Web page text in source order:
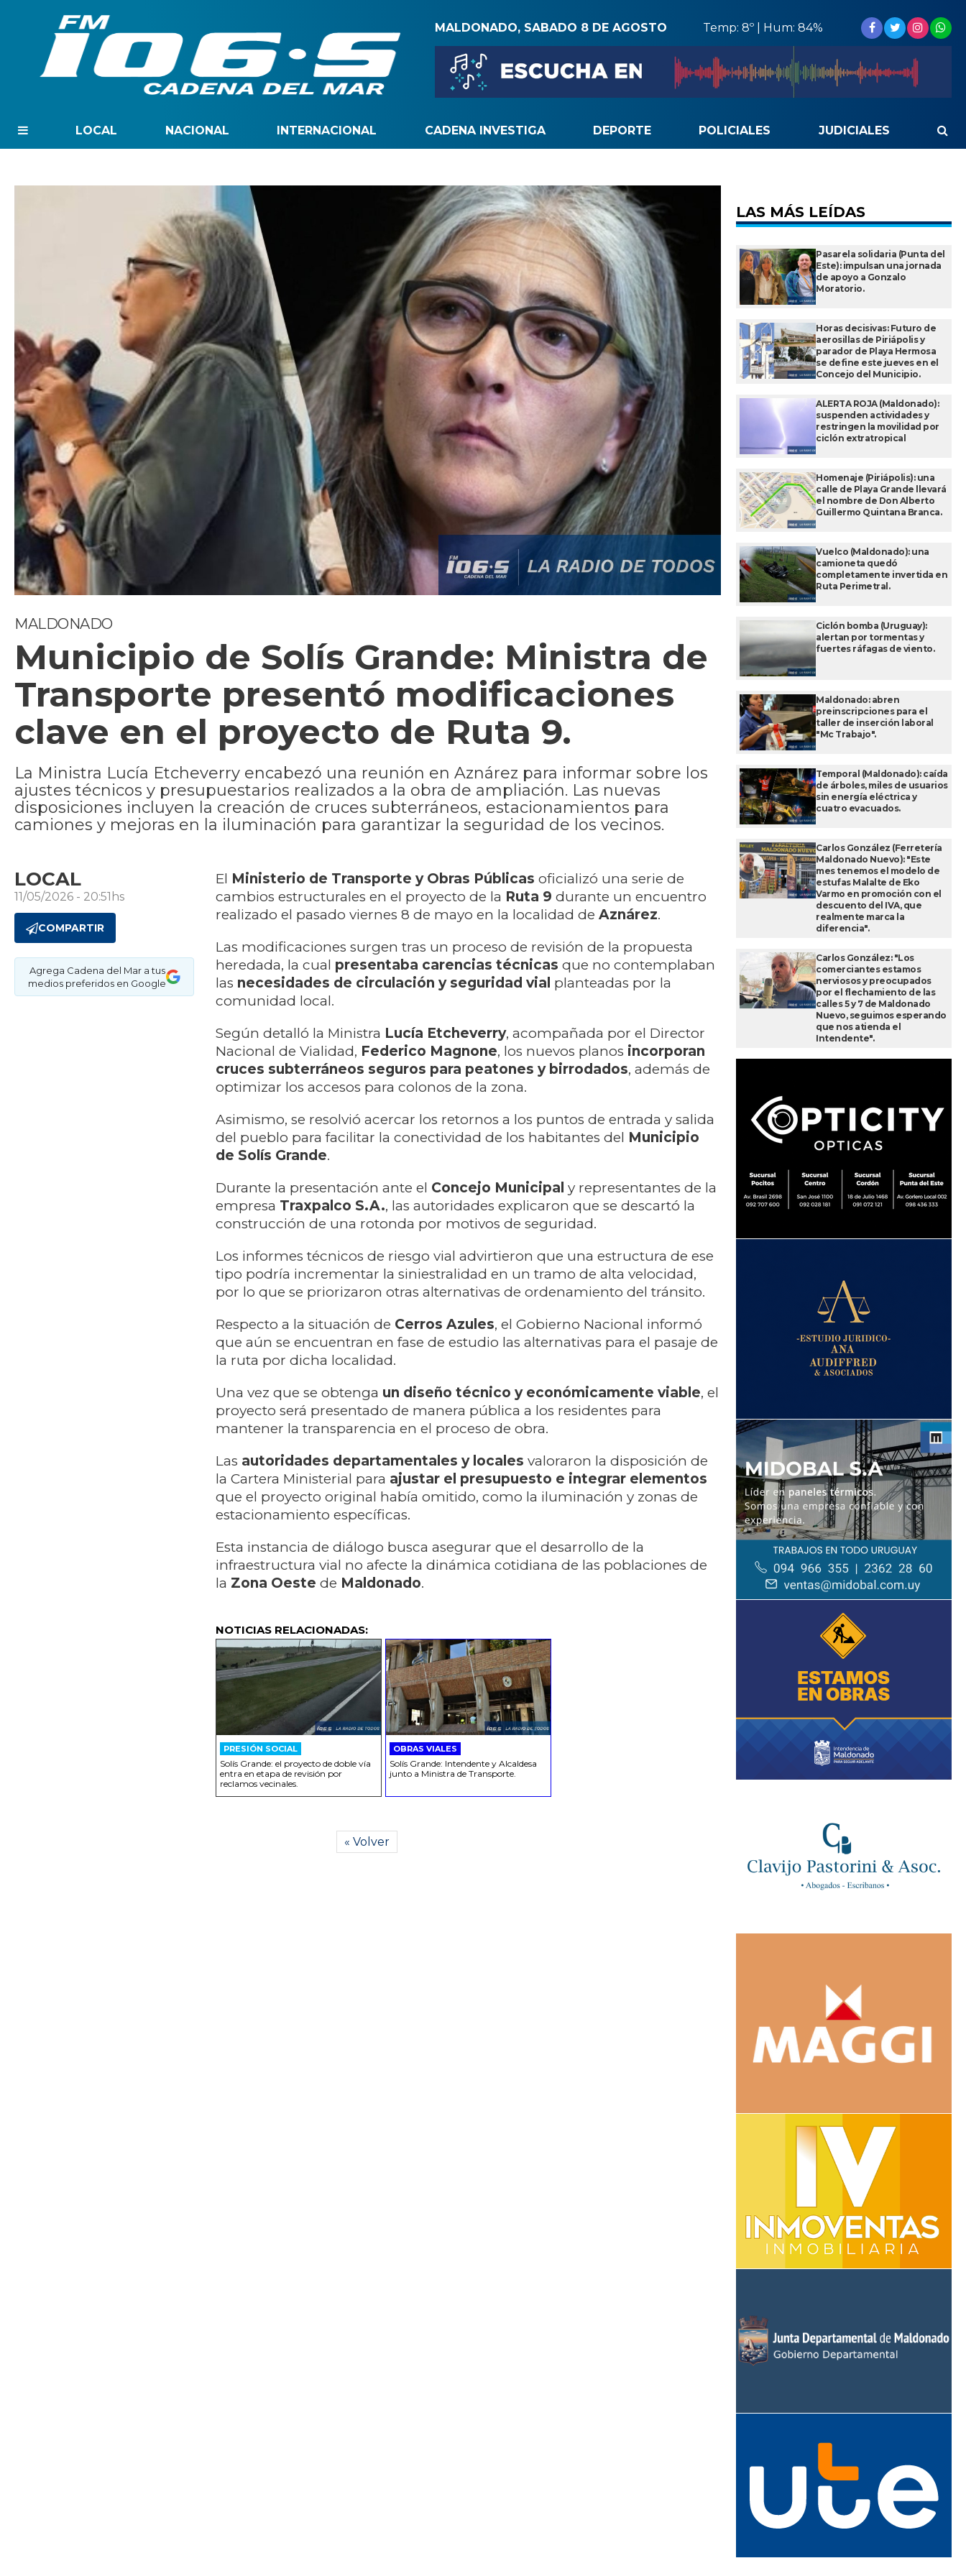
MALDONADO, SABADO 8 DE AGOSTO Temp: 8º | Hum: 84%
LOCAL NACIONAL INTERNACIONAL CADENA INVESTIGA DEPORTE POLICIALES JUDICIALES
MALDONADO
Municipio de Solís Grande: Ministra de
Transporte presentó modificaciones
clave en el proyecto de Ruta 9.
La Ministra Lucía Etcheverry encabezó una reunión en Aznárez para informar sobre los
ajustes técnicos y presupuestarios realizados a la obra de ampliación. Las nuevas
disposiciones incluyen la creación de cruces subterráneos, estacionamientos para
camiones y mejoras en la iluminación para garantizar la seguridad de los vecinos.
LOCAL
11/05/2026 - 20:51hs
COMPARTIR
Agrega Cadena del Mar a tus
medios preferidos en Google
El Ministerio de Transporte y Obras Públicas oficializó una serie de
cambios estructurales en el proyecto de la Ruta 9 durante un encuentro
realizado el pasado viernes 8 de mayo en la localidad de Aznárez.
Las modificaciones surgen tras un proceso de revisión de la propuesta
heredada, la cual presentaba carencias técnicas que no contemplaban
las necesidades de circulación y seguridad vial planteadas por la
comunidad local.
Según detalló la Ministra Lucía Etcheverry, acompañada por el Director
Nacional de Vialidad, Federico Magnone, los nuevos planos incorporan
cruces subterráneos seguros para peatones y birrodados, además de
optimizar los accesos para colonos de la zona.
Asimismo, se resolvió acercar los retornos a los puntos de entrada y salida
del pueblo para facilitar la conectividad de los habitantes del Municipio
de Solís Grande.
Durante la presentación ante el Concejo Municipal y representantes de la
empresa Traxpalco S.A., las autoridades explicaron que se descartó la
construcción de una rotonda por motivos de seguridad.
Los informes técnicos de riesgo vial advirtieron que una estructura de ese
tipo podría incrementar la siniestralidad en un tramo de alta velocidad,
por lo que se priorizaron otras alternativas de ordenamiento del tránsito.
Respecto a la situación de Cerros Azules, el Gobierno Nacional informó
que aún se encuentran en fase de estudio las alternativas para el pasaje de
la ruta por dicha localidad.
Una vez que se obtenga un diseño técnico y económicamente viable, el
proyecto será presentado de manera pública a los residentes para
mantener la transparencia en el proceso de obra.
Las autoridades departamentales y locales valoraron la disposición de
la Cartera Ministerial para ajustar el presupuesto e integrar elementos
que el proyecto original había omitido, como la iluminación y zonas de
estacionamiento específicas.
Esta instancia de diálogo busca asegurar que el desarrollo de la
infraestructura vial no afecte la dinámica cotidiana de las poblaciones de
la Zona Oeste de Maldonado.
NOTICIAS RELACIONADAS:
PRESIÓN SOCIAL
Solís Grande: el proyecto de doble vía
entra en etapa de revisión por
reclamos vecinales.
OBRAS VIALES
Solís Grande: Intendente y Alcaldesa
junto a Ministra de Transporte.
« Volver
LAS MÁS LEÍDAS
Pasarela solidaria (Punta del
Este): impulsan una jornada
de apoyo a Gonzalo
Moratorio.
Horas decisivas: Futuro de
aerosillas de Piriápolis y
parador de Playa Hermosa
se define este jueves en el
Concejo del Municipio.
ALERTA ROJA (Maldonado):
suspenden actividades y
restringen la movilidad por
ciclón extratropical
Homenaje (Piriápolis): una
calle de Playa Grande llevará
el nombre de Don Alberto
Guillermo Quintana Branca.
Vuelco (Maldonado): una
camioneta quedó
completamente invertida en
Ruta Perimetral.
Ciclón bomba (Uruguay):
alertan por tormentas y
fuertes ráfagas de viento.
Maldonado: abren
preinscripciones para el
taller de inserción laboral
"Mc Trabajo".
Temporal (Maldonado): caída
de árboles, miles de usuarios
sin energía eléctrica y
cuatro evacuados.
Carlos González (Ferretería
Maldonado Nuevo): "Este
mes tenemos el modelo de
estufas Malalte de Eko
Varmo en promoción con el
descuento del IVA, que
realmente marca la
diferencia".
Carlos González: "Los
comerciantes estamos
nerviosos y preocupados
por el flechamiento de las
calles 5 y 7 de Maldonado
Nuevo, seguimos esperando
que nos atienda el
Intendente".